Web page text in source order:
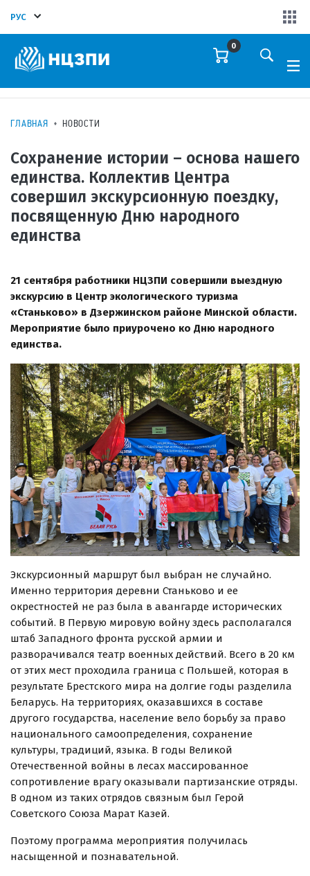
РУС
0
ГЛАВНАЯ НОВОСТИ
Сохранение истории – основа нашего
единства. Коллектив Центра
совершил экскурсионную поездку,
посвященную Дню народного
единства
21 сентября работники НЦЗПИ совершили выездную
экскурсию в Центр экологического туризма
«Станьково» в Дзержинском районе Минской области.
Мероприятие было приурочено ко Дню народного
единства.
Экскурсионный маршрут был выбран не случайно.
Именно территория деревни Станьково и ее
окрестностей не раз была в авангарде исторических
событий. В Первую мировую войну здесь располагался
штаб Западного фронта русской армии и
разворачивался театр военных действий. Всего в 20 км
от этих мест проходила граница с Польшей, которая в
результате Брестского мира на долгие годы разделила
Беларусь. На территориях, оказавшихся в составе
другого государства, население вело борьбу за право
национального самоопределения, сохранение
культуры, традиций, языка. В годы Великой
Отечественной войны в лесах массированное
сопротивление врагу оказывали партизанские отряды.
В одном из таких отрядов связным был Герой
Советского Союза Марат Казей.
Поэтому программа мероприятия получилась
насыщенной и познавательной.